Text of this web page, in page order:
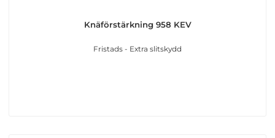
Knäförstärkning 958 KEV
Fristads - Extra slitskydd